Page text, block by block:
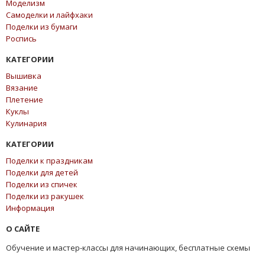
Моделизм
Самоделки и лайфхаки
Поделки из бумаги
Роспись
КАТЕГОРИИ
Вышивка
Вязание
Плетение
Куклы
Кулинария
КАТЕГОРИИ
Поделки к праздникам
Поделки для детей
Поделки из спичек
Поделки из ракушек
Информация
О САЙТЕ
Обучение и мастер-классы для начинающих, бесплатные схемы